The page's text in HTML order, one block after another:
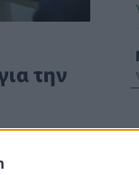
την